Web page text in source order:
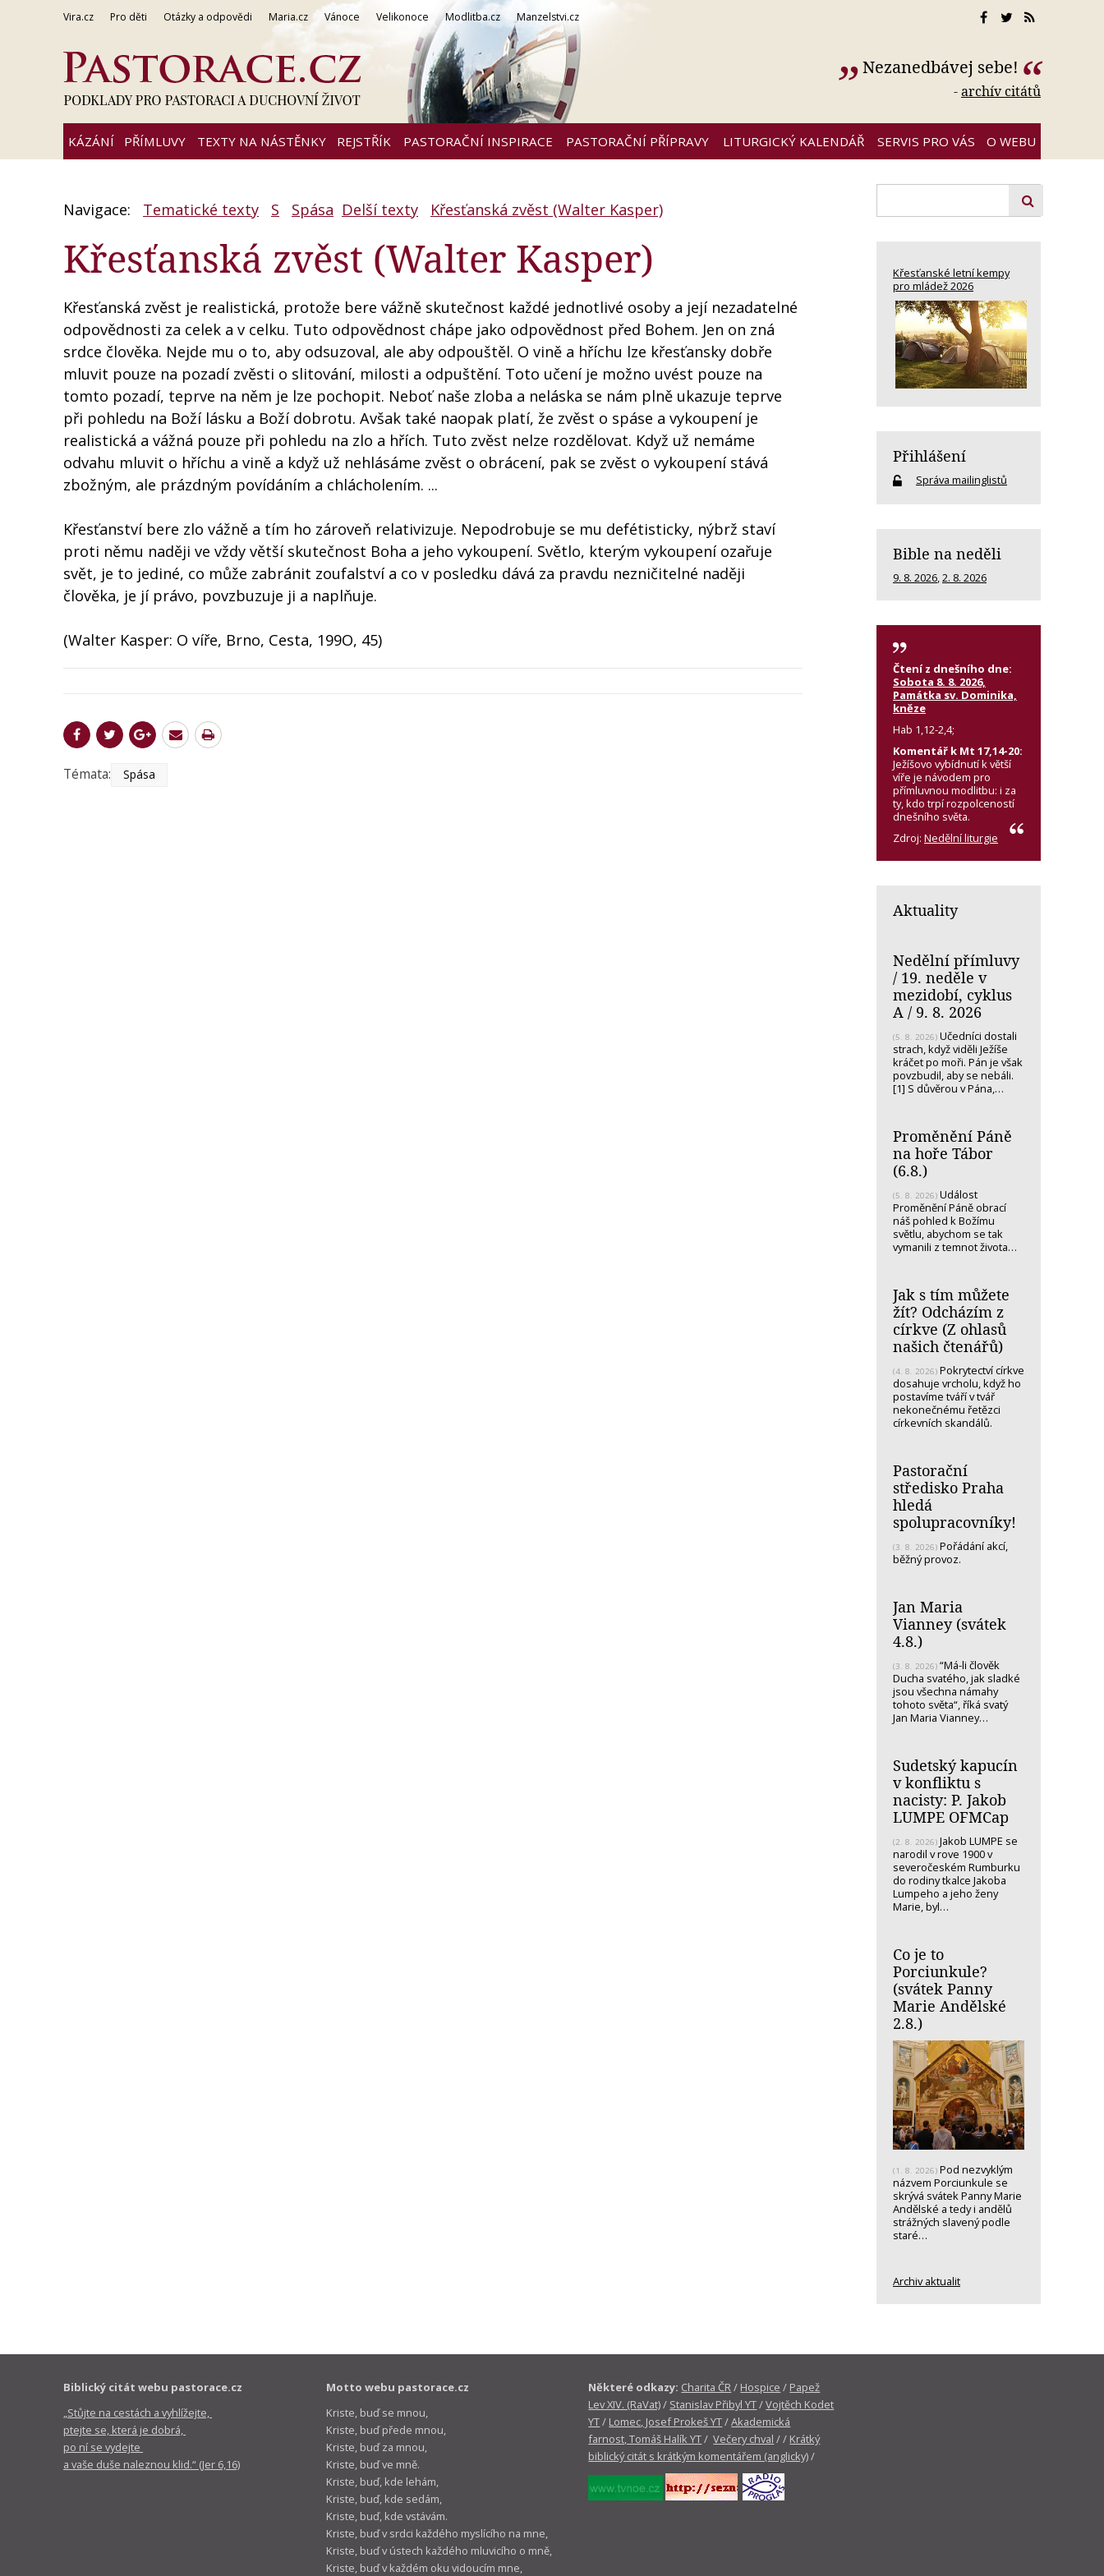
Vira.cz Pro děti Otázky a odpovědi Maria.cz Vánoce Velikonoce Modlitba.cz Manzelstvi.cz
Nezanedbávej sebe!
-archív citátů
KÁZÁNÍ PŘÍMLUVY TEXTY NA NÁSTĚNKY REJSTŘÍK PASTORAČNÍ INSPIRACE PASTORAČNÍ PŘÍPRAVY LITURGICKÝ KALENDÁŘ SERVIS PRO VÁS O WEBU
Navigace: Tematické texty S Spása Delší texty Křesťanská zvěst (Walter Kasper)
Křesťanská zvěst (Walter Kasper)
Křesťanská zvěst je realistická, protože bere vážně skutečnost každé jednotlivé osoby a její nezadatelné
odpovědnosti za celek a v celku. Tuto odpovědnost chápe jako odpovědnost před Bohem. Jen on zná
srdce člověka. Nejde mu o to, aby odsuzoval, ale aby odpouštěl. O vině a hříchu lze křesťansky dobře
mluvit pouze na pozadí zvěsti o slitování, milosti a odpuštění. Toto učení je možno uvést pouze na
tomto pozadí, teprve na něm je lze pochopit. Neboť naše zloba a neláska se nám plně ukazuje teprve
při pohledu na Boží lásku a Boží dobrotu. Avšak také naopak platí, že zvěst o spáse a vykoupení je
realistická a vážná pouze při pohledu na zlo a hřích. Tuto zvěst nelze rozdělovat. Když už nemáme
odvahu mluvit o hříchu a vině a když už nehlásáme zvěst o obrácení, pak se zvěst o vykoupení stává
zbožným, ale prázdným povídáním a chlácholením. ...
Křesťanství bere zlo vážně a tím ho zároveň relativizuje. Nepodrobuje se mu defétisticky, nýbrž staví
proti němu naději ve vždy větší skutečnost Boha a jeho vykoupení. Světlo, kterým vykoupení ozařuje
svět, je to jediné, co může zabránit zoufalství a co v posledku dává za pravdu nezničitelné naději
člověka, je jí právo, povzbuzuje ji a naplňuje.
(Walter Kasper: O víře, Brno, Cesta, 199O, 45)
Témata: Spása
Křesťanské letní kempy
pro mládež 2026
Přihlášení
Správa mailinglistů
Bible na neděli
9. 8. 2026 2. 8. 2026
Čtení z dnešního dne:
Sobota 8. 8. 2026,
Památka sv. Dominika,
kněze
Hab 1,12-2,4;
Komentář k Mt 17,14-20:
Ježíšovo vybídnutí k větší
víře je návodem pro
přímluvnou modlitbu: i za
ty, kdo trpí rozpolceností
dnešního světa.
Zdroj: Nedělní liturgie
Aktuality
Nedělní přímluvy
/ 19. neděle v
mezidobí, cyklus
A / 9. 8. 2026
(5. 8. 2026) Učedníci dostali
strach, když viděli Ježíše
kráčet po moři. Pán je však
povzbudil, aby se nebáli.
[1] S důvěrou v Pána,…
Proměnění Páně
na hoře Tábor
(6.8.)
(5. 8. 2026) Událost
Proměnění Páně obrací
náš pohled k Božímu
světlu, abychom se tak
vymanili z temnot života…
Jak s tím můžete
žít? Odcházím z
církve (Z ohlasů
našich čtenářů)
(4. 8. 2026) Pokrytectví církve
dosahuje vrcholu, když ho
postavíme tváří v tvář
nekonečnému řetězci
církevních skandálů.
Pastorační
středisko Praha
hledá
spolupracovníky!
(3. 8. 2026) Pořádání akcí,
běžný provoz.
Jan Maria
Vianney (svátek
4.8.)
(3. 8. 2026) “Má-li člověk
Ducha svatého, jak sladké
jsou všechna námahy
tohoto světa“, říká svatý
Jan Maria Vianney…
Sudetský kapucín
v konfliktu s
nacisty: P. Jakob
LUMPE OFMCap
(2. 8. 2026) Jakob LUMPE se
narodil v rove 1900 v
severočeském Rumburku
do rodiny tkalce Jakoba
Lumpeho a jeho ženy
Marie, byl…
Co je to
Porciunkule?
(svátek Panny
Marie Andělské
2.8.)
(1. 8. 2026) Pod nezvyklým
názvem Porciunkule se
skrývá svátek Panny Marie
Andělské a tedy i andělů
strážných slavený podle
staré…
Archiv aktualit
Biblický citát webu pastorace.cz
„Stůjte na cestách a vyhlížejte,
ptejte se, která je dobrá,
po ní se vydejte
a vaše duše naleznou klid.“ (Jer 6,16)
Motto webu pastorace.cz
Kriste, buď se mnou,
Kriste, buď přede mnou,
Kriste, buď za mnou,
Kriste, buď ve mně.
Kriste, buď, kde lehám,
Kriste, buď, kde sedám,
Kriste, buď, kde vstávám.
Kriste, buď v srdci každého myslícího na mne,
Kriste, buď v ústech každého mluvicího o mně,
Kriste, buď v každém oku vidoucím mne,
Některé odkazy: Charita ČR/ Hospice / Papež
Lev XIV. (RaVat)/ Stanislav Přibyl YT/Vojtěch Kodet
YT/ Lomec, Josef Prokeš YT/Akademická
farnost, Tomáš Halík YT/Večery chval / / Krátký
biblický citát s krátkým komentářem (anglicky)/